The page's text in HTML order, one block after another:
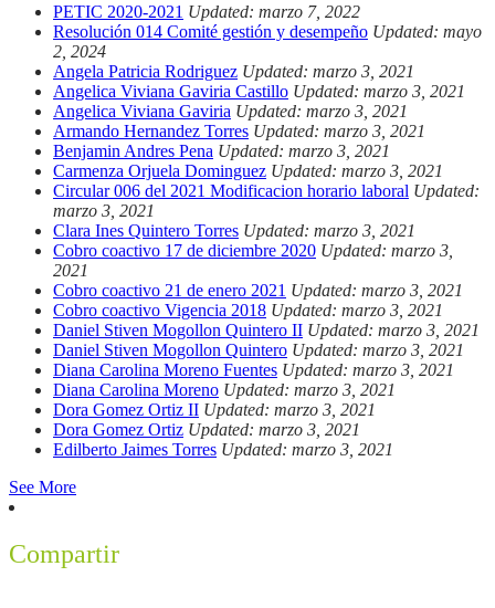
PETIC 2020-2021 Updated: marzo 7, 2022
Resolución 014 Comité gestión y desempeño Updated: mayo
2, 2024
Angela Patricia Rodriguez Updated: marzo 3, 2021
Angelica Viviana Gaviria Castillo Updated: marzo 3, 2021
Angelica Viviana Gaviria Updated: marzo 3, 2021
Armando Hernandez Torres Updated: marzo 3, 2021
Benjamin Andres Pena Updated: marzo 3, 2021
Carmenza Orjuela Dominguez Updated: marzo 3, 2021
Circular 006 del 2021 Modificacion horario laboral Updated:
marzo 3, 2021
Clara Ines Quintero Torres Updated: marzo 3, 2021
Cobro coactivo 17 de diciembre 2020 Updated: marzo 3,
2021
Cobro coactivo 21 de enero 2021 Updated: marzo 3, 2021
Cobro coactivo Vigencia 2018 Updated: marzo 3, 2021
Daniel Stiven Mogollon Quintero II Updated: marzo 3, 2021
Daniel Stiven Mogollon Quintero Updated: marzo 3, 2021
Diana Carolina Moreno Fuentes Updated: marzo 3, 2021
Diana Carolina Moreno Updated: marzo 3, 2021
Dora Gomez Ortiz II Updated: marzo 3, 2021
Dora Gomez Ortiz Updated: marzo 3, 2021
Edilberto Jaimes Torres Updated: marzo 3, 2021
See More
Compartir